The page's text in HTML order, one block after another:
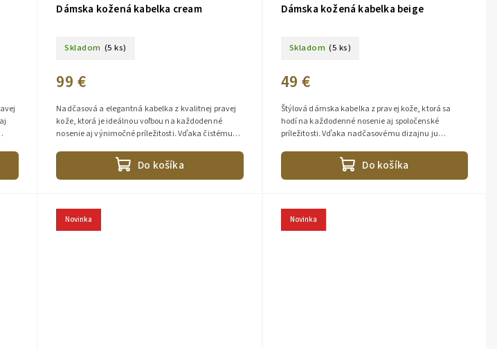
Dámska kožená kabelka cream
Skladom (5 ks)
99 €
Do košíka
Nadčasová a elegantná kabelka z kvalitnej pravej
kože, ktorá je ideálnou voľbou na každodenné
nosenie aj výnimočné príležitosti. Vďaka čistému
Dámska kožená kabelka beige
Skladom (5 ks)
49 €
Do košíka
Štýlová dámska kabelka z pravej kože, ktorá sa
hodí na každodenné nosenie aj spoločenské
príležitosti. Vďaka nadčasovému dizajnu ju
Novinka Novinka